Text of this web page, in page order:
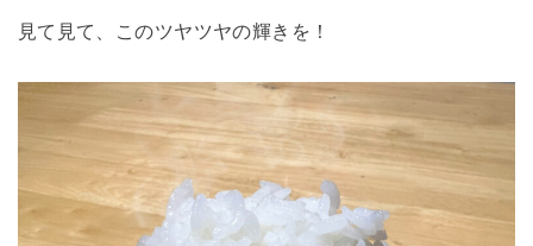
見て見て、このツヤツヤの輝きを！